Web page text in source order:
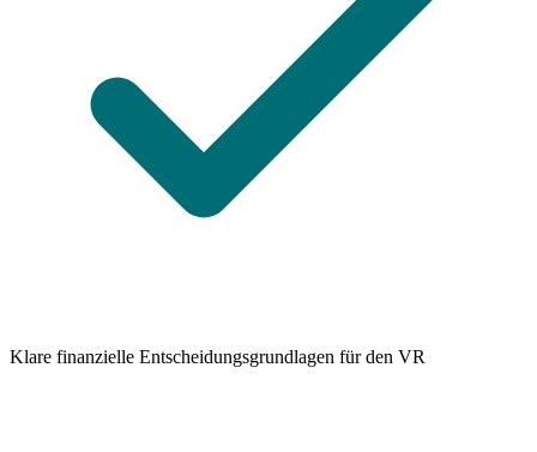
Klare finanzielle Entscheidungsgrundlagen für den VR